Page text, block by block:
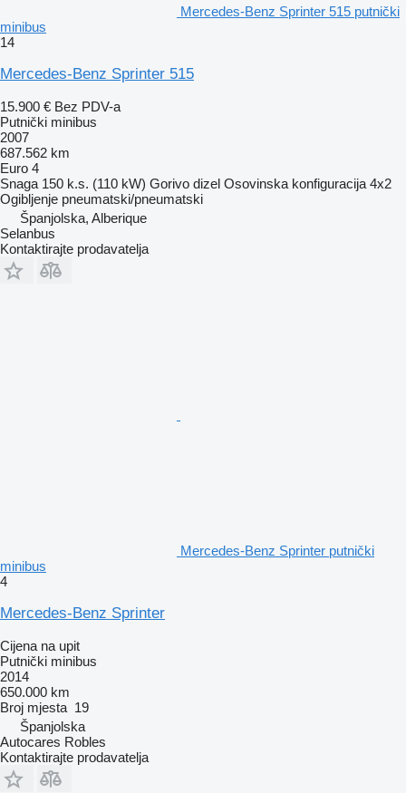
Mercedes-Benz Sprinter 515 putnički
minibus
14
Mercedes-Benz Sprinter 515
15.900 € Bez PDV-a
Putnički minibus
2007
687.562 km
Euro 4
Snaga 150 k.s. (110 kW) Gorivo dizel Osovinska konfiguracija 4x2
Ogibljenje pneumatski/pneumatski
Španjolska, Alberique
Selanbus
Kontaktirajte prodavatelja
Mercedes-Benz Sprinter putnički
minibus
4
Mercedes-Benz Sprinter
Cijena na upit
Putnički minibus
2014
650.000 km
Broj mjesta 19
Španjolska
Autocares Robles
Kontaktirajte prodavatelja